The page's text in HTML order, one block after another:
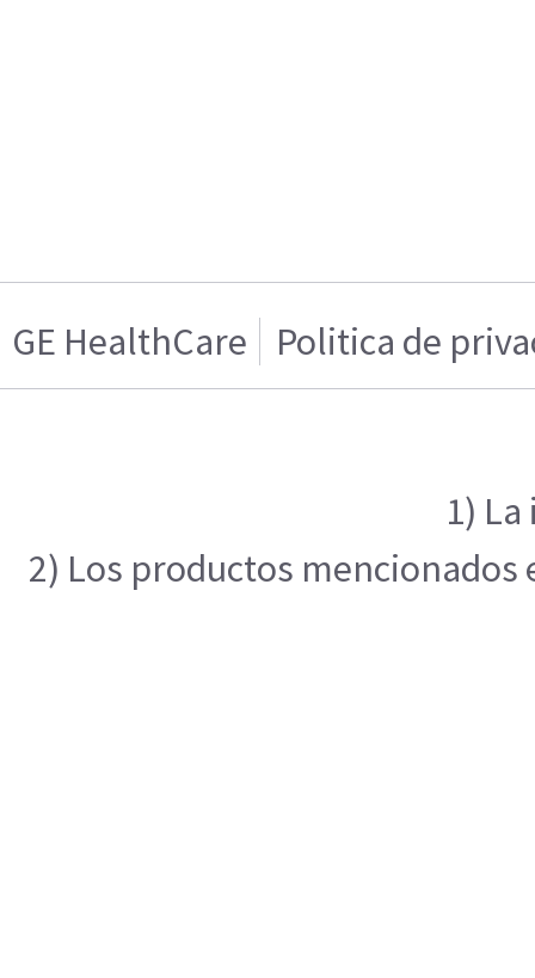
GE HealthCare Politica de
1)
2) Los productos